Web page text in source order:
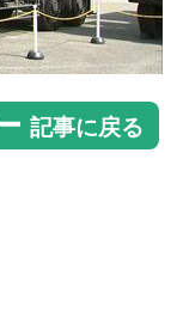
記事に戻る